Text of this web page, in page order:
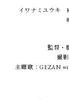
イワナミユウキ
監督・
撮
主題歌：GEZAN